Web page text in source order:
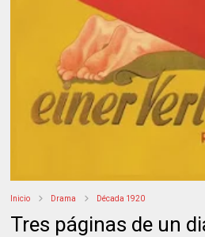
Inicio Drama Década 1920
Tres páginas de un